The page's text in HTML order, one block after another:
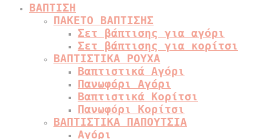
ΒΑΠΤΙΣΗ
ΠΑΚΕΤΟ ΒΑΠΤΙΣΗΣ
Σετ βάπτισης για αγόρι
Σετ βάπτισης για κορίτσι
ΒΑΠΤΙΣΤΙΚΑ ΡΟΥΧΑ
Βαπτιστικά Αγόρι
Πανωφόρι Αγόρι
Βαπτιστικά Κορίτσι
Πανωφόρι Κορίτσι
ΒΑΠΤΙΣΤΙΚΑ ΠΑΠΟΥΤΣΙΑ
Αγόρι